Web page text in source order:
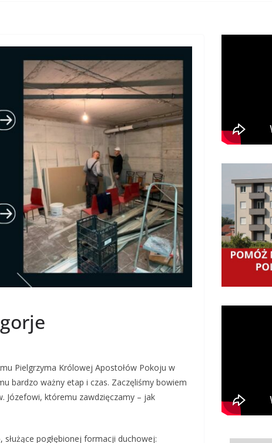
Pielgrzyma Królowej Apostołów Pokoju w
bardzo ważny etap i czas. Zaczęliśmy bowiem
Józefowi, któremu zawdzięczamy – jak
pogłębionej formacji duchowej: